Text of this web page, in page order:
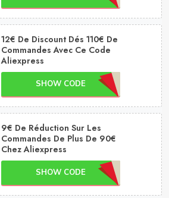
12€ De Discount Dés 110€ De
Commandes Avec Ce Code
Aliexpress
SHOW CODE
9€ De Réduction Sur Les
Commandes De Plus De 90€
Chez Aliexpress
SHOW CODE